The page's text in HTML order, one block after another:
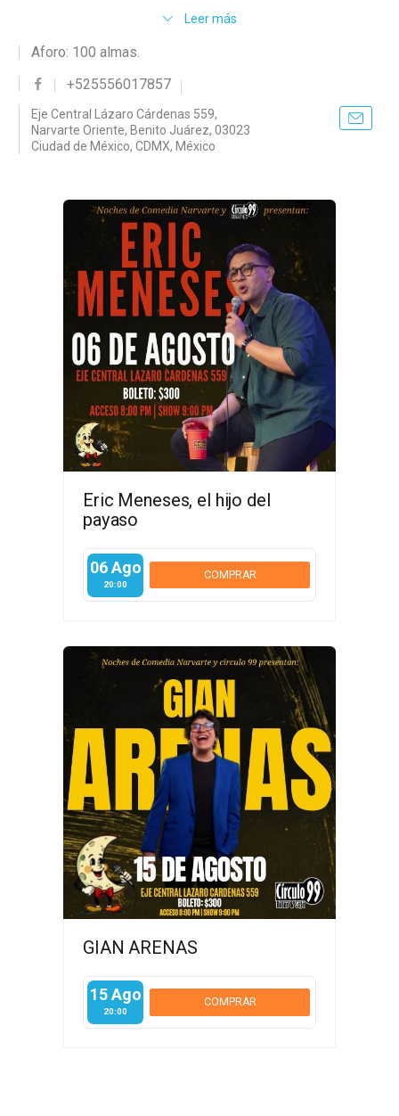
Leer más
Aforo: 100 almas.
+525556017857
Eje Central Lázaro Cárdenas 559,
Narvarte Oriente, Benito Juárez, 03023
Ciudad de México, CDMX, México
Eric Meneses, el hijo del
payaso
06 Ago
20:00
COMPRAR
GIAN ARENAS
15 Ago
20:00
COMPRAR